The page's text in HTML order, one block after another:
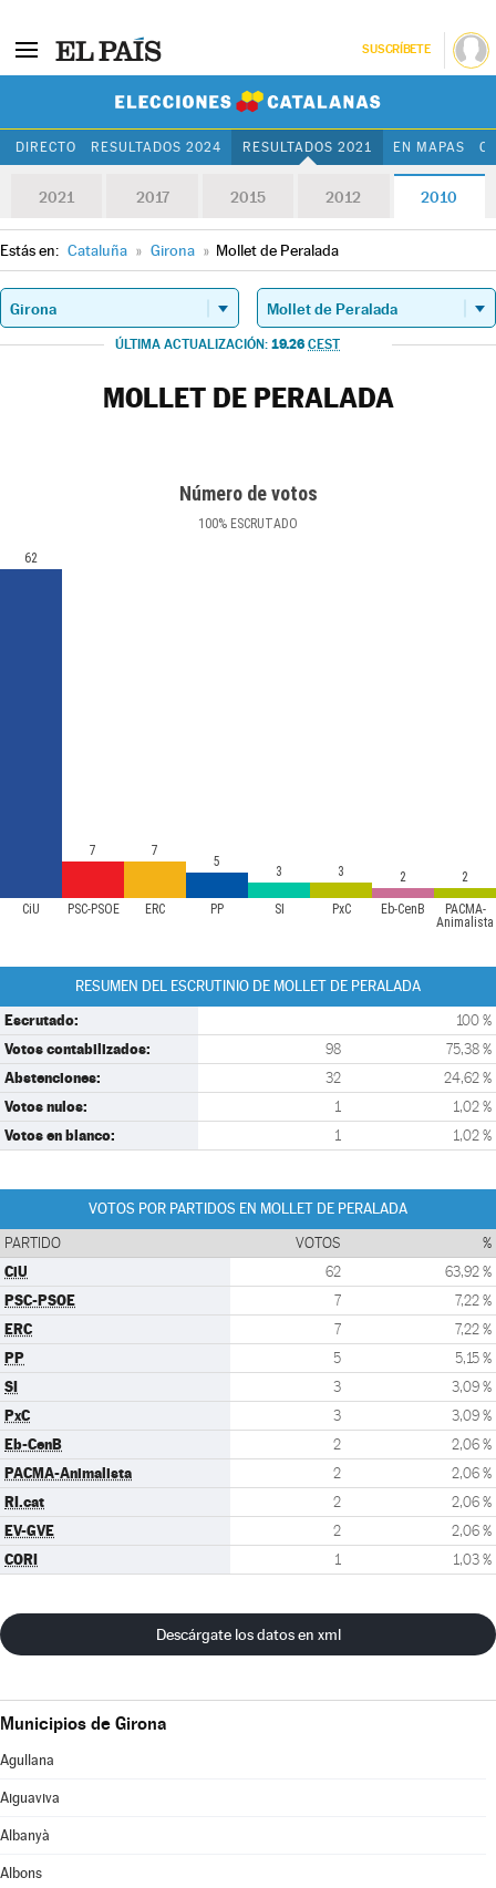
SUSCRÍBETE
DIRECTO RESULTADOS 2024 RESULTADOS 2021 EN MAPAS
2021 2017 2015 2012 2010
Estás en: Cataluña » Girona » Mollet de Peralada
ÚLTIMA ACTUALIZACIÓN: 19.26 CEST
MOLLET DE PERALADA
Número de votos
100% ESCRUTADO
CiU PSC-PSOE ERC PP SI PxC Eb-CenB
PACMA-
Animalista
62
7 7
5
3 3 2 2
RESUMEN DEL ESCRUTINIO DE MOLLET DE PERALADA
Escrutado: 100 %
Votos contabilizados: 98 75,38 %
Abstenciones: 32 24,62 %
Votos nulos: 1 1,02 %
Votos en blanco: 1 1,02 %
VOTOS POR PARTIDOS EN MOLLET DE PERALADA
PARTIDO VOTOS %
CiU 62 63,92 %
PSC-PSOE 7 7,22 %
ERC 7 7,22 %
PP 5 5,15 %
SI 3 3,09 %
PxC 3 3,09 %
Eb-CenB 2 2,06 %
PACMA-Animalista 2 2,06 %
RI.cat 2 2,06 %
EV-GVE 2 2,06 %
CORI 1 1,03 %
Descárgate los datos en xml
Municipios de Girona
Agullana
Aiguaviva
Albanyà
Albons